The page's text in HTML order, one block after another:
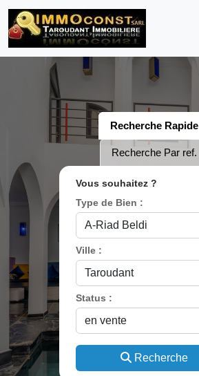
Recherche Rapide
Recherche Par ref.
Vous souhaitez ?
Type de Bien :
Ville :
Status :
Recherche